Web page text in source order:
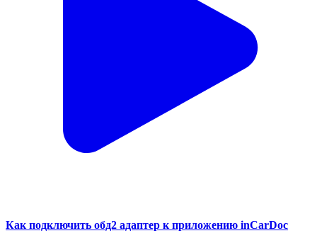
Как подключить обд2 адаптер к приложению inCarDoc